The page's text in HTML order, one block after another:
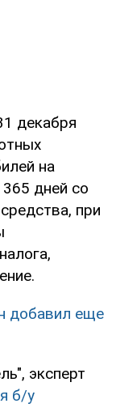
декабря
на
дней со
при
добавил еще
эксперт
б/у